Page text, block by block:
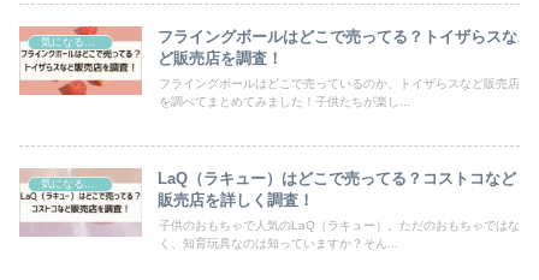
気になるモノ
フライングボールはどこで売ってる？トイザらスな
ど販売店を調査！
フライングボールはどこで売っているのか、トイザらスなど販売店
を調べてまとめてみました！子供たちが楽し...
気になるモノ
LaQ（ラキュー）はどこで売ってる？コストコなど
販売店を詳しく調査！
子供のおもちゃで人気のLaQ（ラキュー）。ただのおもちゃではな
く、知育玩具なのは知っていますか？そん...